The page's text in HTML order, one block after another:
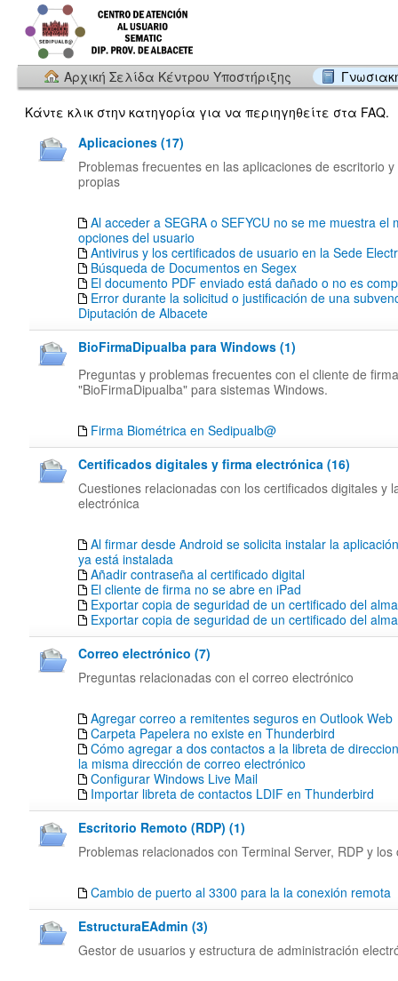
Αρχική Σελίδα Κέντρου Υποστήριξης
Κάντε κλικ στην κατηγορία για να περιηγηθείτε στα FAQ.
Aplicaciones (17)
Problemas frecuentes en las aplicaciones de escritorio
propias
Al acceder a SEGRA o SEFYCU no se me muestra el
opciones del usuario
Antivirus y los certificados de usuario en la Sede
Búsqueda de Documentos en Segex
El documento PDF enviado está dañado o no es
Error durante la solicitud o justificación de una
Diputación de Albacete
BioFirmaDipualba para Windows (1)
Preguntas y problemas frecuentes con el cliente de firma
"BioFirmaDipualba" para sistemas Windows.
Firma Biométrica en Sedipualb@
Certificados digitales y firma electrónica (16)
Cuestiones relacionadas con los certificados digitales y
electrónica
Al firmar desde Android se solicita instalar la
ya está instalada
Añadir contraseña al certificado digital
El cliente de firma no se abre en iPad
Exportar copia de seguridad de un certificado del
Exportar copia de seguridad de un certificado del
Correo electrónico (7)
Preguntas relacionadas con el correo electrónico
Agregar correo a remitentes seguros en Outlook Web
Carpeta Papelera no existe en Thunderbird
Cómo agregar a dos contactos a la libreta de
la misma dirección de correo electrónico
Configurar Windows Live Mail
Importar libreta de contactos LDIF en Thunderbird
Escritorio Remoto (RDP) (1)
Problemas relacionados con Terminal Server, RDP y los
Cambio de puerto al 3300 para la la conexión remota
EstructuraEAdmin (3)
Gestor de usuarios y estructura de administración